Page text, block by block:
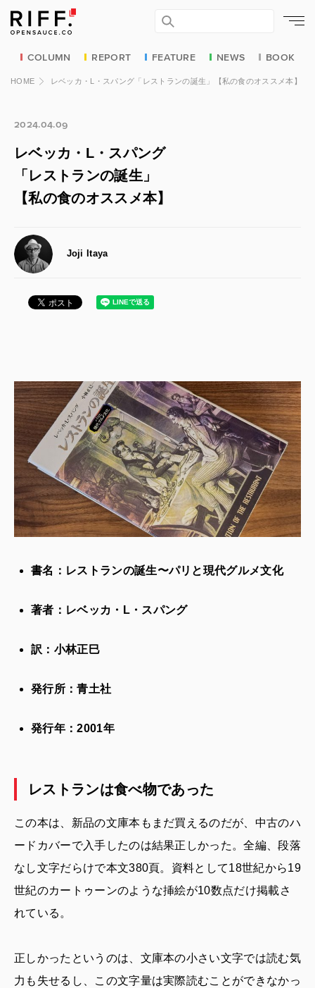
COLUMN REPORT FEATURE NEWS BOOK
HOME レベッカ・L・スパング「レストランの誕生」【私の食のオススメ本】
2024.04.09
レベッカ・L・スパング
「レストランの誕生」
【私の食のオススメ本】
Joji Itaya
書名：レストランの誕生〜パリと現代グルメ文化
著者：レベッカ・L・スパング
訳：小林正巳
発行所：青土社
発行年：2001年
レストランは食べ物であった
この本は、新品の文庫本もまだ買えるのだが、中古のハ
ードカバーで入手したのは結果正しかった。全編、段落
なし文字だらけで本文380頁。資料として18世紀から19
世紀のカートゥーンのような挿絵が10数点だけ掲載さ
れている。
正しかったというのは、文庫本の小さい文字では読む気
力も失せるし、この文字量は実際読むことができなかっ